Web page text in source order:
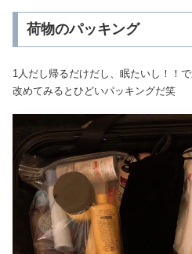
荷物のパッキング
1人だし帰るだけだし、眠たいし！！
改めてみるとひどいパッキングだ笑